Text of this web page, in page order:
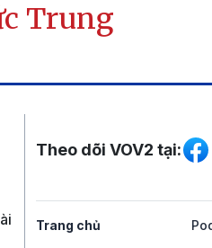
Trung
Mạng xã hội
Theo dõi VOV2 tại:
Trang chủ